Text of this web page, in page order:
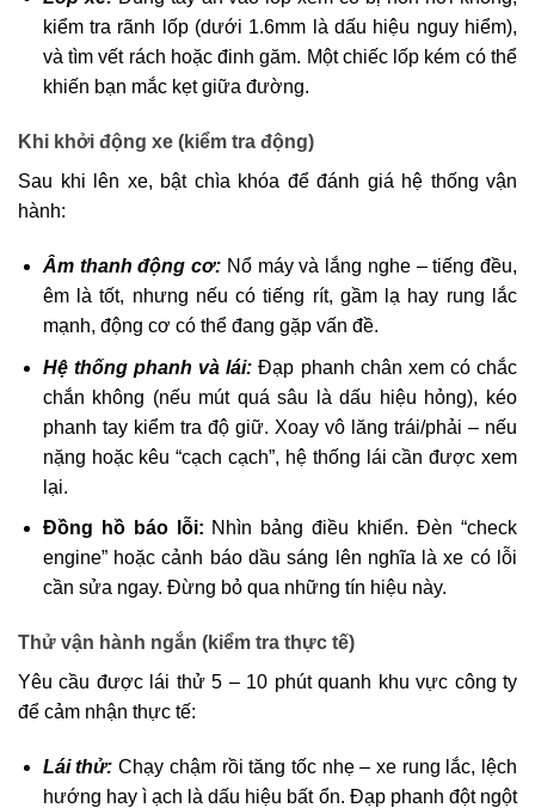
kiểm tra rãnh lốp (dưới 1.6mm là dấu hiệu nguy hiểm),
và tìm vết rách hoặc đinh găm. Một chiếc lốp kém có thể
khiến bạn mắc kẹt giữa đường.
Khi khởi động xe (kiểm tra động)
Sau khi lên xe, bật chìa khóa để đánh giá hệ thống vận
hành:
Âm thanh động cơ: Nổ máy và lắng nghe – tiếng đều,
êm là tốt, nhưng nếu có tiếng rít, gầm lạ hay rung lắc
mạnh, động cơ có thể đang gặp vấn đề.
Hệ thống phanh và lái:Đạp phanh chân xem có chắc
chắn không (nếu mút quá sâu là dấu hiệu hỏng), kéo
phanh tay kiểm tra độ giữ. Xoay vô lăng trái/phải – nếu
nặng hoặc kêu “cạch cạch”, hệ thống lái cần được xem
lại.
Đồng hồ báo lỗi: Nhìn bảng điều khiển. Đèn “check
engine” hoặc cảnh báo dầu sáng lên nghĩa là xe có lỗi
cần sửa ngay. Đừng bỏ qua những tín hiệu này.
Thử vận hành ngắn (kiểm tra thực tế)
Yêu cầu được lái thử 5 – 10 phút quanh khu vực công ty
để cảm nhận thực tế:
Lái thử:Chạy chậm rồi tăng tốc nhẹ – xe rung lắc, lệch
hướng hay ì ạch là dấu hiệu bất ổn. Đạp phanh đột ngột